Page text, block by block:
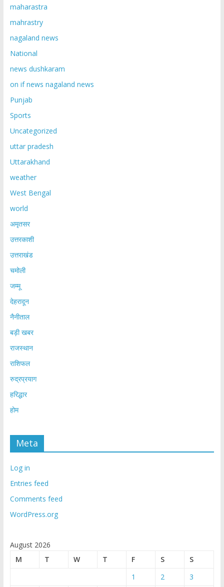
maharastra
mahrastry
nagaland news
National
news dushkaram
on if news nagaland news
Punjab
Sports
Uncategorized
uttar pradesh
Uttarakhand
weather
West Bengal
world
अमृतसर
उत्तरकाशी
उत्तराखंड
चमोली
जम्मू
देहरादून
नैनीताल
बड़ी खबर
राजस्थान
राशिफल
रुद्रप्रयाग
हरिद्धार
होम
Meta
Log in
Entries feed
Comments feed
WordPress.org
August 2026
M
T W T F S
S
1
2 3